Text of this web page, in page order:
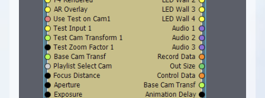
AximmetryでのUDPとTCPの使用
Viscaを使用してAximmetryからPTZカメラ
を制御する
Webサーバーを使用してWebブラウザから
Aximmetryをリモート制御する
AximmetryでのWebSocketとHTTPの使用
ポスト処理効果
トーンマッピング手法
高度なグラフィックスタスク
AximmetryとUnreal Engineを組み合わせ
たRendering
トラッキングカメラコンパウンドのカメラコ
ントロールボード
仮想および物理LEDウォールの設置
LEDウォールXコントロールパネル
スタジオ コントロール パネル
FRUSTUM（フラスタム）の調整
FILL調整
ヴィネット補正
LUT測定
デジタル拡張調整
遅延
単一マシンのLED設置
簡易マルチマシンLED設定
マルチマシンLED設置
異なるプロダクションを別マシンで組み合わ
せる
ARプロダクション
ARプロダクションの概要
スタジオ設定例（AR）
ARカメラコンパウンド
Aximmetryシーン設定（AR）
Unrealシーン設定（AR）
マルチマシン環境
マルチマシン環境の概要
スタジオ設定例（マルチマシン）
マルチマシン設定
大規模スタジオ環境でのマルチマシン
OpenAI Compounds
OpenAI Compounds
Aximmetry でのスクリプト作成
Aximmetry でのスクリプト作成の概要
コマンドラインスイッチ
カメラコンパウンド内の伝送トンネル
Aximmetryの内部構造